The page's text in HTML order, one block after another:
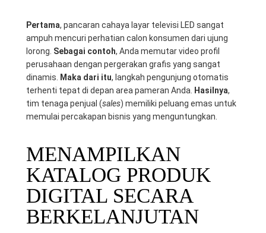
Pertama, pancaran cahaya layar televisi LED sangat
ampuh mencuri perhatian calon konsumen dari ujung
lorong. Sebagai contoh, Anda memutar video profil
perusahaan dengan pergerakan grafis yang sangat
dinamis.
Maka dari itu, langkah pengunjung otomatis
terhenti tepat di depan area pameran Anda.
Hasilnya,
tim tenaga penjual (sales) memiliki peluang emas untuk
memulai percakapan bisnis yang menguntungkan.
MENAMPILKAN
KATALOG PRODUK
DIGITAL SECARA
BERKELANJUTAN